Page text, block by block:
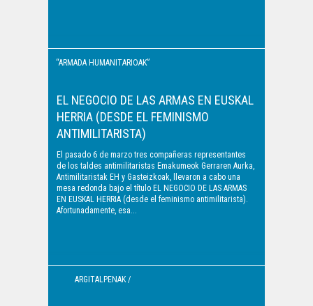
“ARMADA HUMANITARIOAK”
HUMANITARIOS"
EL NEGOCIO DE LAS ARMAS EN EUSKAL
HERRIA (DESDE EL FEMINISMO
ANTIMILITARISTA)
El pasado 6 de marzo tres compañeras representantes
de los taldes antimilitaristas Emakumeok Gerraren Aurka,
Antimilitaristak EH y Gasteizkoak, llevaron a cabo una
mesa redonda bajo el título EL NEGOCIO DE LAS ARMAS
EN EUSKAL HERRIA (desde el feminismo antimilitarista).
Afortunadamente, esa...
ARGITALPENAK /